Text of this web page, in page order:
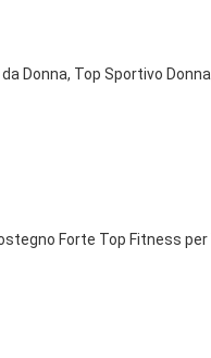
Donna, Top Sportivo
Forte Top Fitness per